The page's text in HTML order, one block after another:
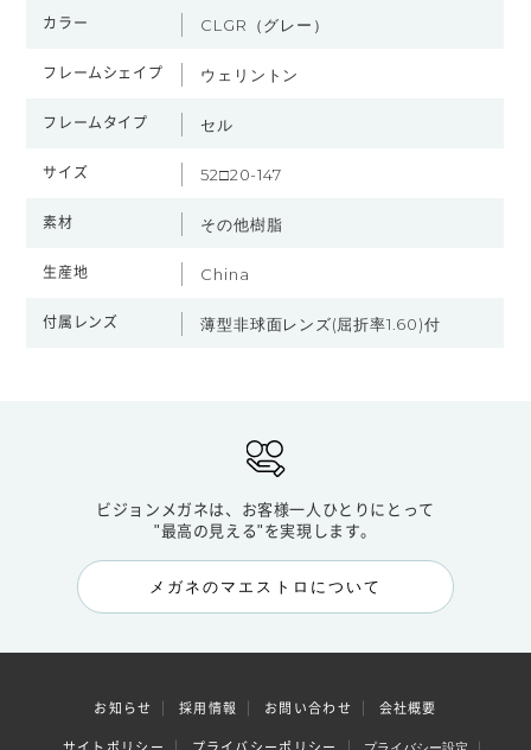
カラー CLGR（グレー）
フレームシェイプ ウェリントン
フレームタイプ セル
サイズ 52□20-147
素材 その他樹脂
生産地 China
付属レンズ 薄型非球面レンズ(屈折率1.60)付
ビジョンメガネは、お客様一人ひとりにとって
"最高の見える"を実現します。
メガネのマエストロについて
お知らせ 採用情報 お問い合わせ 会社概要